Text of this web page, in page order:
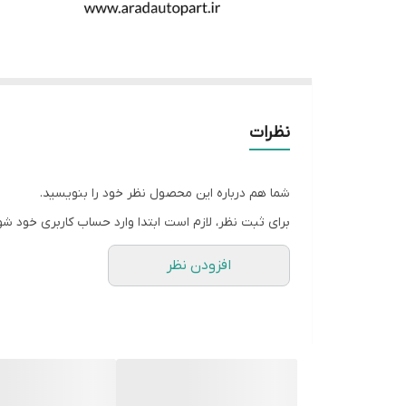
نظرات
شما هم درباره این محصول نظر خود را بنویسید.
برای ثبت نظر، لازم است ابتدا وارد حساب کاربری خود
افزودن نظر